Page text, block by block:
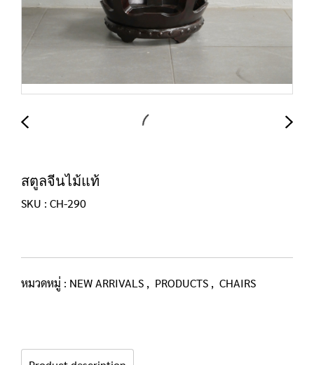
สตูลจีนไม้แท้
SKU : CH-290
หมวดหมู่ : NEW ARRIVALS , PRODUCTS , CHAIRS